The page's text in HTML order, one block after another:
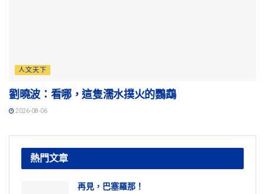
人文天下
劉曉波：看哪，這隻濡水撲火的鸚鵡
2026-08-06
熱門文章
再見，巴塞羅那！